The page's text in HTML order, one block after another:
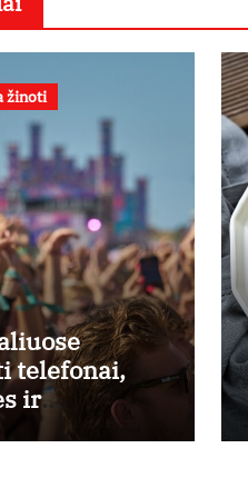
žinoti
telefonai,
ir
–